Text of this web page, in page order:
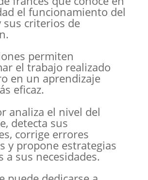
el funcionamiento del
sus criterios de
permiten
el trabajo realizado
en un aprendizaje
eficaz.
analiza el nivel del
detecta sus
corrige errores
y propone estrategias
a sus necesidades.